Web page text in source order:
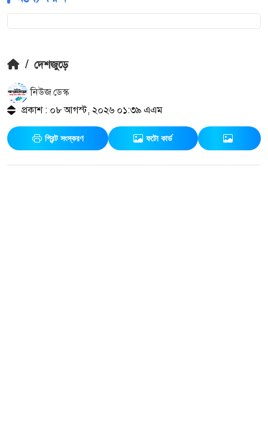
/ দেশজুড়ে
নিউজ ডেস্ক
প্রকাশ : ০৮ আগস্ট, ২০২৬ ০১:৩৯ এএম
প্রিন্ট সংস্করণ ফটো কার্ড